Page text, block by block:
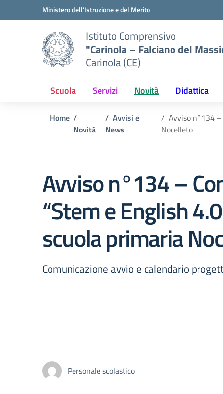
Vai ai contenuti
Vai al menu di navigazioneMinistero dell'Istruzione e del Merito
Istituto Comprensivo
"Carinola – Falciano del
Carinola (CE)
Scuola Servizi Novità Didattica
Home
Novità
Avvisi e
News
Avviso n°134 –
Nocelleto
Avviso n°134 –
“Stem e English
scuola primaria
Comunicazione avvio e calendario
Personale scolastico